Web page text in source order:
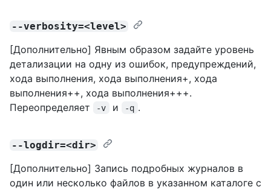
--verbosity=<level>
[Дополнительно] Явным образом задайте уровень
детализации на одну из ошибок, предупреждений,
хода выполнения, хода выполнения+, хода
выполнения++, хода выполнения+++.
Переопределяет
-v и -q .
--logdir=<dir>
[Дополнительно] Запись подробных журналов в
один или несколько файлов в указанном каталоге с